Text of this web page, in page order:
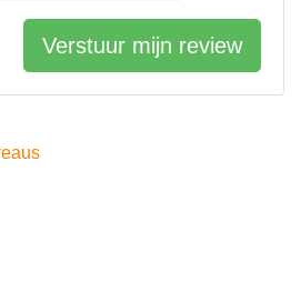
Verstuur mijn review